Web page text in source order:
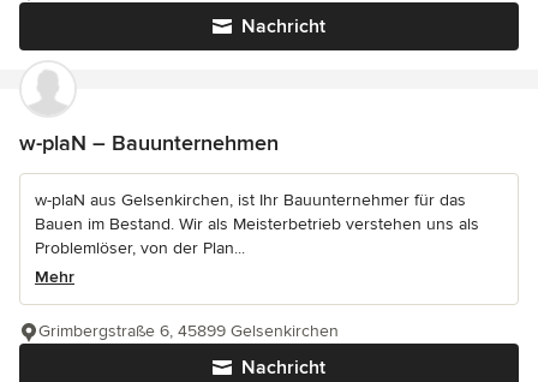
Nachricht
w-plaN – Bauunternehmen
w-plaN aus Gelsenkirchen, ist Ihr Bauunternehmer für das
Bauen im Bestand. Wir als Meisterbetrieb verstehen uns als
Problemlöser, von der Plan...
Mehr
Nachricht
Grimbergstraße 6, 45899 Gelsenkirchen